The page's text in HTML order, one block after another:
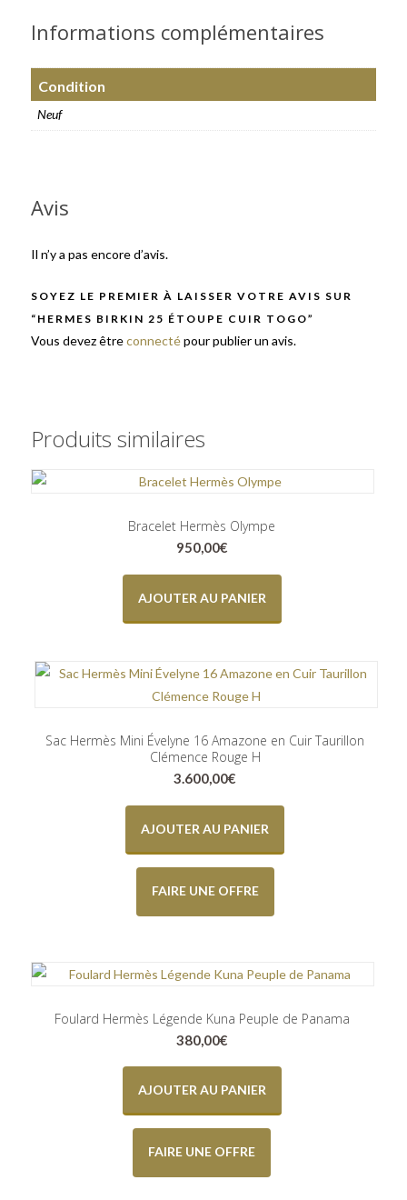
Informations complémentaires
Condition
Neuf
Avis
Il n’y a pas encore d’avis.
SOYEZ LE PREMIER À LAISSER VOTRE AVIS SUR
“HERMES BIRKIN 25 ÉTOUPE CUIR TOGO”
Vous devez êtreconnectépour publier un avis.
Produits similaires
Bracelet Hermès Olympe
950,00€
AJOUTER AU PANIER
Sac Hermès Mini Évelyne 16 Amazone en Cuir Taurillon
Clémence Rouge H
3.600,00€
AJOUTER AU PANIER
FAIRE UNE OFFRE
Foulard Hermès Légende Kuna Peuple de Panama
380,00€
AJOUTER AU PANIER
FAIRE UNE OFFRE